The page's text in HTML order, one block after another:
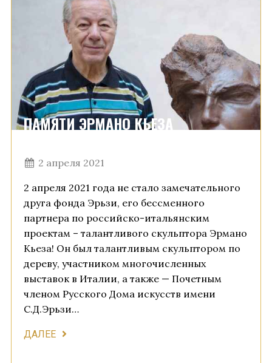
ПАМЯТИ ЭРМАНО КЬЕЗА
2 апреля 2021
2 апреля 2021 года не стало замечательного
друга фонда Эрьзи, его бессменного
партнера по российско-итальянским
проектам – талантливого скульптора Эрмано
Кьеза! Он был талантливым скульптором по
дереву, участником многочисленных
выставок в Италии, а также — Почетным
членом Русского Дома искусств имени
С.Д.Эрьзи…
ДАЛЕЕ